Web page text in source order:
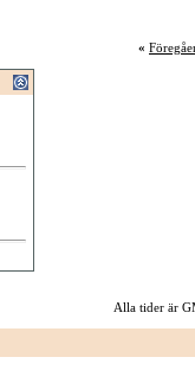
«
Alla tider är